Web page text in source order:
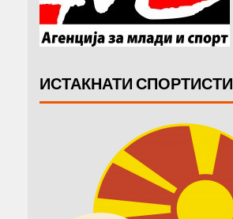
ИСТАКНАТИ СПОРТИСТИ